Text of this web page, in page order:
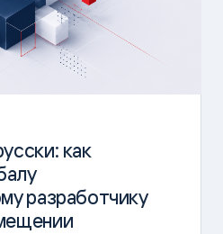
: как
разработчику